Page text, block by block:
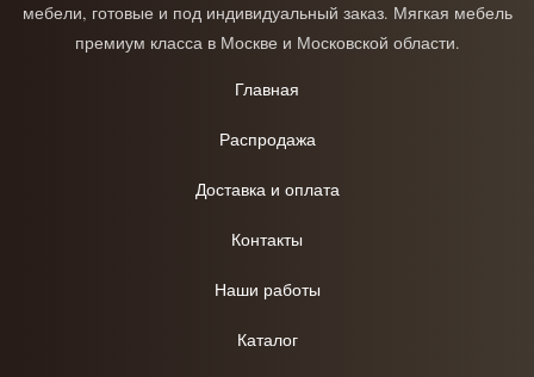
мебели, готовые и под индивидуальный заказ. Мягкая мебель
премиум класса в Москве и Московской области.
Главная
Распродажа
Доставка и оплата
Контакты
Наши работы
Каталог